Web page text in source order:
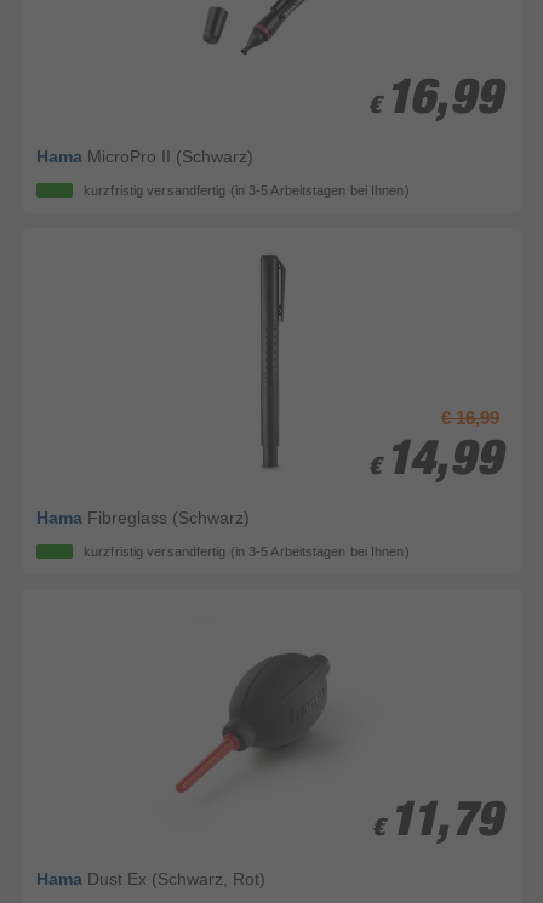
€ 16,99
€ 16,99
Hama MicroPro II (Schwarz)
kurzfristig versandfertig (in 3-5 Arbeitstagen bei Ihnen)
€ 16,99
€ 14,99
€ 14,99
Hama Fibreglass (Schwarz)
kurzfristig versandfertig (in 3-5 Arbeitstagen bei Ihnen)
€ 11,79
€ 11,79
Hama Dust Ex (Schwarz, Rot)